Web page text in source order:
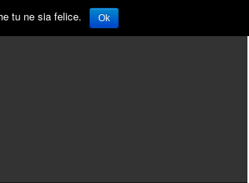
tu ne sia felice. Ok